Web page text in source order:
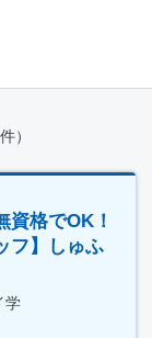
）
格でOK！
フ】しゅふ
学